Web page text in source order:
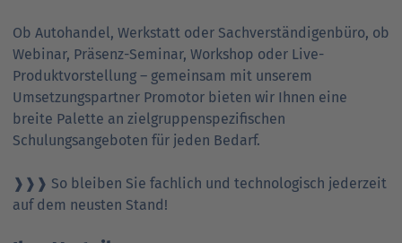
Ob Autohandel, Werkstatt oder Sachverständigenbüro, ob
Webinar, Präsenz-Seminar, Workshop oder Live-
Produktvorstellung – gemeinsam mit unserem
Umsetzungspartner Promotor bieten wir Ihnen eine
breite Palette an zielgruppenspezifischen
Schulungsangeboten für jeden Bedarf.
❱❱❱ So bleiben Sie fachlich und technologisch jederzeit
auf dem neusten Stand!